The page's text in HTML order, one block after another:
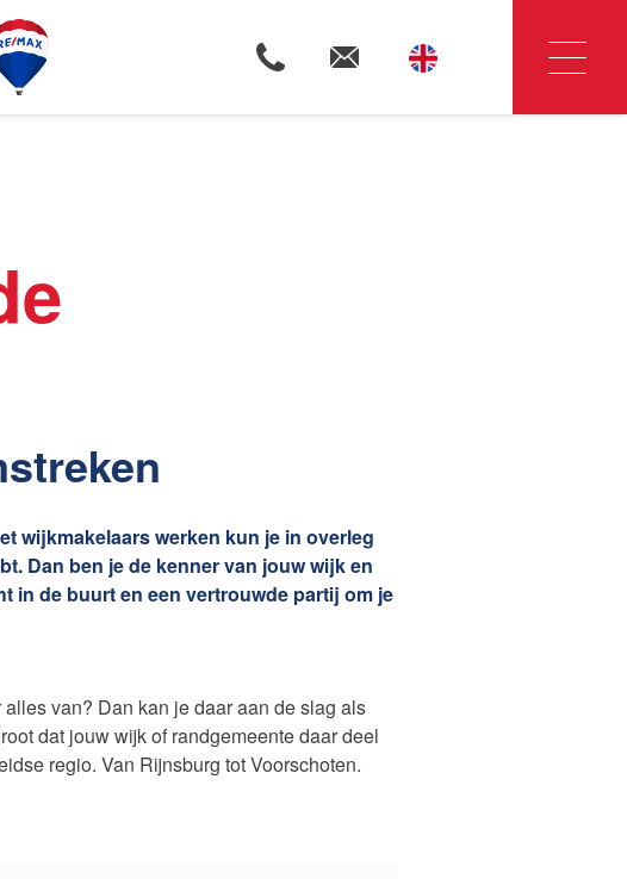
Zelfstandig makelaar worden
Welkom bij RE/MAX Makelaarsgilde
Van bemiddelen naar begeleiden
Van salestopper naar huizenjager
wijkmakelaars werken kun je in overleg
Dan ben je de kenner van jouw wijk en
in de buurt en een vertrouwde partij om je
van? Dan kan je daar aan de slag als
dat jouw wijk of randgemeente daar deel
regio. Van Rijnsburg tot Voorschoten.